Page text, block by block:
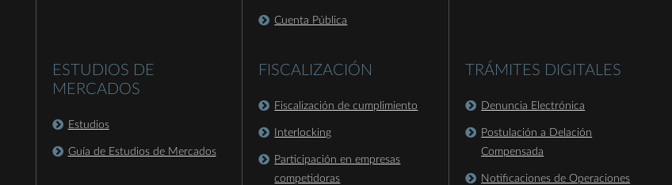
ESTUDIOS DE
MERCADOS
Estudios
Guía de Estudios de Mercados
Cuenta Pública
FISCALIZACIÓN
Fiscalización de cumplimiento
Interlocking
Participación en empresas
competidoras
TRÁMITES DIGITALES
Denuncia Electrónica
Postulación a Delación
Compensada
Notificaciones de Operaciones